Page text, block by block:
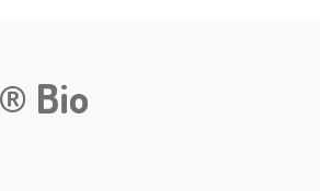
Bio